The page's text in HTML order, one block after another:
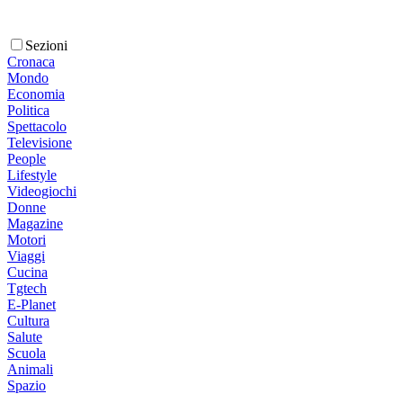
Sezioni
Cronaca
Mondo
Economia
Politica
Spettacolo
Televisione
People
Lifestyle
Videogiochi
Donne
Magazine
Motori
Viaggi
Cucina
Tgtech
E-Planet
Cultura
Salute
Scuola
Animali
Spazio